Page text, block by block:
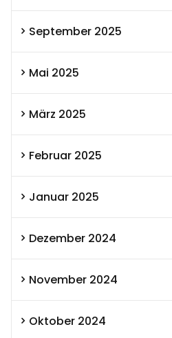
September 2025
Mai 2025
März 2025
Februar 2025
Januar 2025
Dezember 2024
November 2024
Oktober 2024